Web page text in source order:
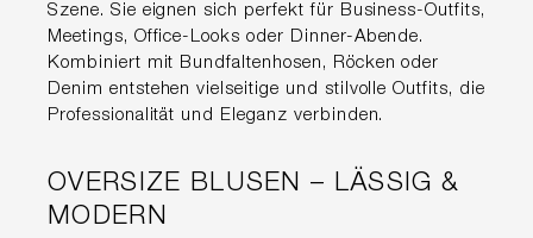
Szene. Sie eignen sich perfekt für Business-Outfits,
Meetings, Office-Looks oder Dinner-Abende.
Kombiniert mit Bundfaltenhosen, Röcken oder
Denim entstehen vielseitige und stilvolle Outfits, die
Professionalität und Eleganz verbinden.
OVERSIZE BLUSEN – LÄSSIG &
MODERN